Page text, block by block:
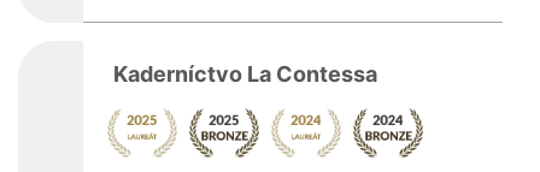
Kaderníctvo La Contessa